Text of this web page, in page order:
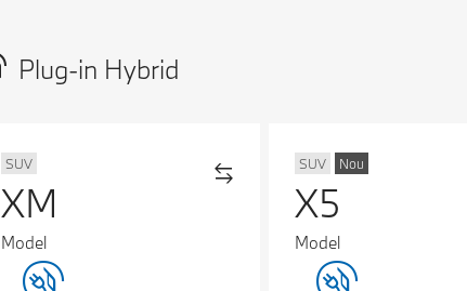
Plug-in Hybrid
SUV
XM
Model
SUV Nou
X5
Model